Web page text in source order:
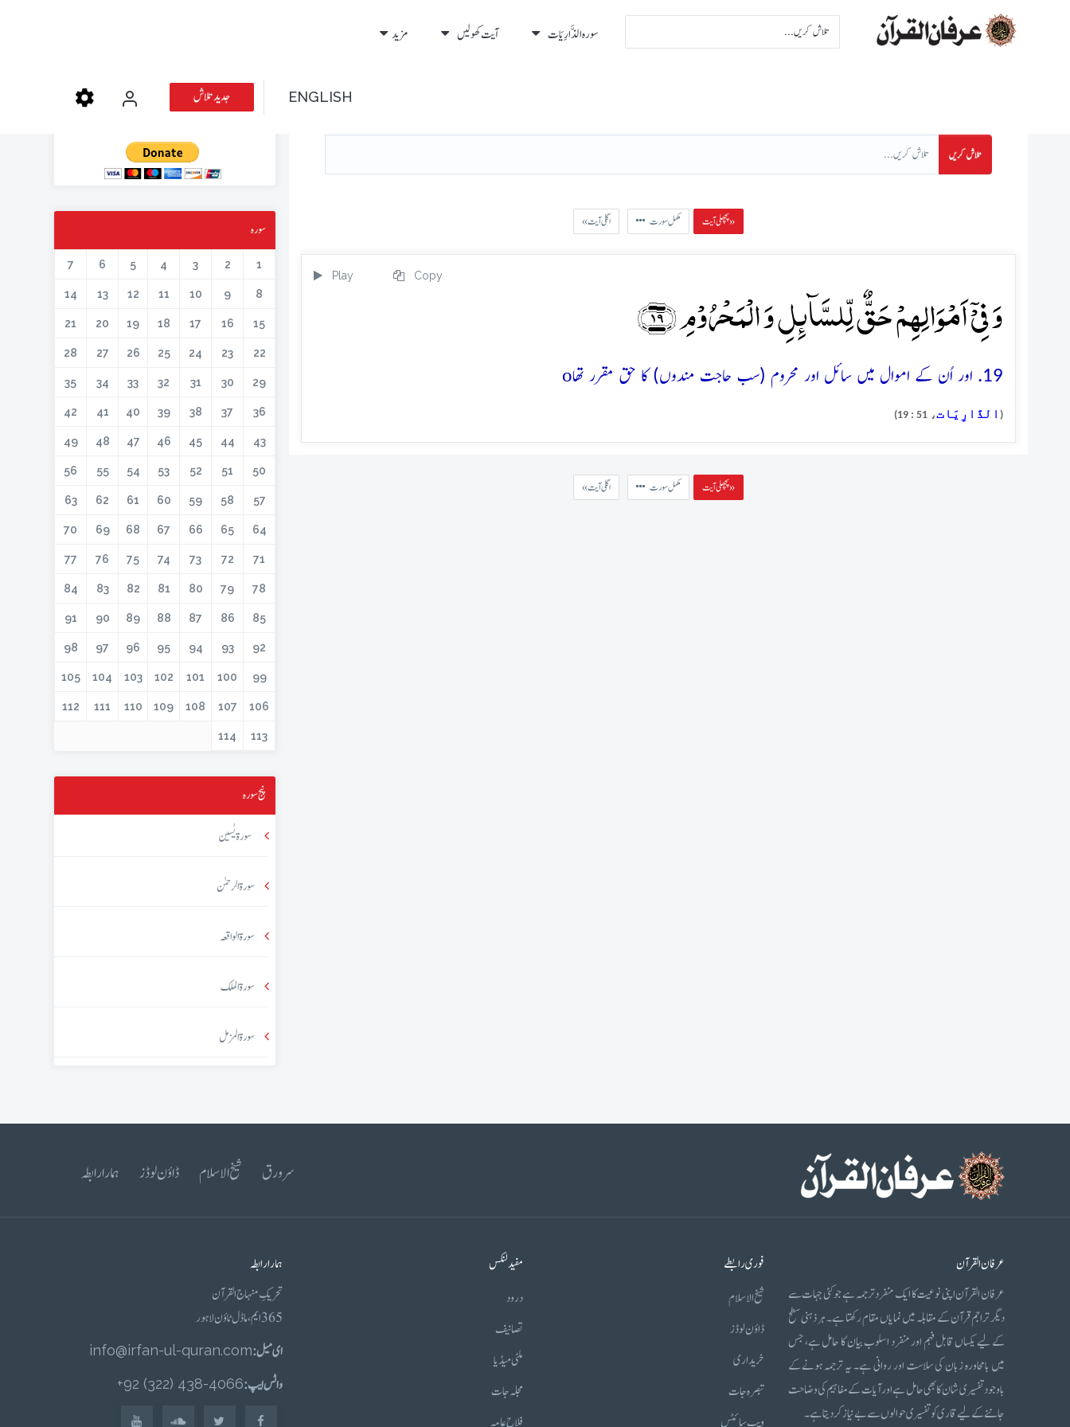
سورہ الذَّارِيَات آیت کھولیں مزید
ENGLISH جدید تلاش
تلاش کریں
پچھلی آیت » مکمل سورت « اگلی آیت
Play Copy
وَ فِیۡۤ اَمۡوَالِہِمۡ حَقٌّ لِّلسَّآئِلِ وَ الۡمَحۡرُوۡمِ ﴿۱۹﴾
19. اور اُن کے اموال میں سائل اور محروم (سب حاجت مندوں) کا حق مقرر تھا o
( الذَّارِيَات، 51 : 19)
پچھلی آیت » مکمل سورت « اگلی آیت
عطیہ دیجئے
کتابیں، میگزین، خطابات اور دیگر اسلامک لٹریچر آن لائن کرنے کیلئے اس کار
سورہ
1
2
3
4
5
6
7
8
9
10
11
12
13
14
15
16
17
18
19
20
21
22
23
24
25
26
27
28
29
30
31
32
33
34
35
36
37
38
39
40
41
42
43
44
45
46
47
48
49
50
51
52
53
54
55
56
57
58
59
60
61
62
63
64
65
66
67
68
69
70
71
72
73
74
75
76
77
78
79
80
81
82
83
84
85
86
87
88
89
90
91
92
93
94
95
96
97
98
99
100
101
102
103
104
105
106
107
108
109
110
111
112
113
114
پنج سورہ
سورۃ یٰسین
سورۃ الرحمٰن
سورۃ الواقعہ
سورۃ الملک
سورۃ المزمل
سرورق شیخ الاسلام ڈاؤن لوڈز ہمارا رابطہ
عرفان القرآن
عرفان القرآن اپنی نوعیت کا ایک منفرد ترجمہ ہے جو کئی جہات سے
دیگر تراجم قرآن کے مقابلہ میں نمایاں مقام رکھتا ہے۔ ہر ذہنی سطح
کے لیے یکساں قابل فہم اور منفرد اسلوب بیان کا حامل ہے، جس
میں بامحاورہ زبان کی سلاست اور روانی ہے۔ یہ ترجمہ ہونے کے
باوجود تفسیری شان کا بھی حامل ہے اور آیات کے مفاہیم کی وضاحت
جاننے کے لیے قاری کو تفسیری حوالوں سے بے نیاز کر دیتا ہے۔
فوری رابطے
شیخ الاسلام
ڈاؤن لوڈز
خریداری
تبصرہ جات
ویب سائٹس
مفید لنکس
درود
تصانیف
ملٹی میڈیا
مجلہ جات
فلاح عامہ
ہمارا رابطہ
تحریکِ منہاج القرآن
365 ایم، ماڈل ٹاؤن لاہور
ای میل :info@irfan-ul-quran.com
واٹس ایپ :4066-438 (322) 92+